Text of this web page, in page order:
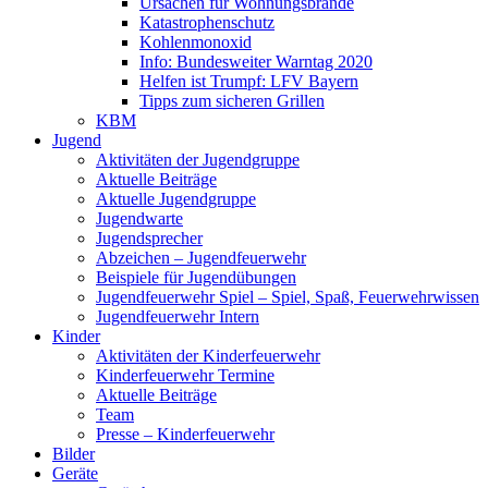
Katastrophenschutz
Kohlenmonoxid
Info: Bundesweiter Warntag 2020
Helfen ist Trumpf: LFV Bayern
Tipps zum sicheren Grillen
KBM
Jugend
Aktivitäten der Jugendgruppe
Aktuelle Beiträge
Aktuelle Jugendgruppe
Jugendwarte
Jugendsprecher
Abzeichen – Jugendfeuerwehr
Beispiele für Jugendübungen
Jugendfeuerwehr Spiel – Spiel, Spaß, Feuerwehrwissen
Jugendfeuerwehr Intern
Kinder
Aktivitäten der Kinderfeuerwehr
Kinderfeuerwehr Termine
Aktuelle Beiträge
Team
Presse – Kinderfeuerwehr
Bilder
Geräte